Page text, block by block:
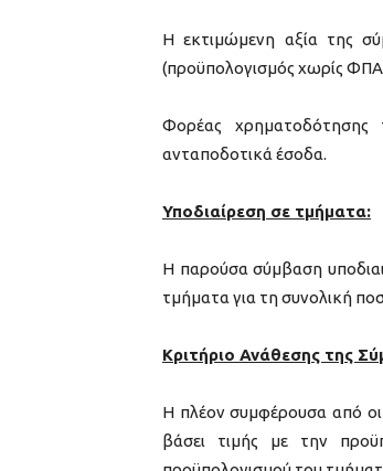
Η εκτιμώμενη αξία της
(προϋπολογισμός χωρίς
Φορέας χρηματοδότησης
ανταποδοτικά έσοδα.
Υποδιαίρεση σε τμήματα:
Η παρούσα σύμβαση
τμήματα για τη συνολική
Κριτήριο Ανάθεσης της
Η πλέον συμφέρουσα από
βάσει τιμής με την